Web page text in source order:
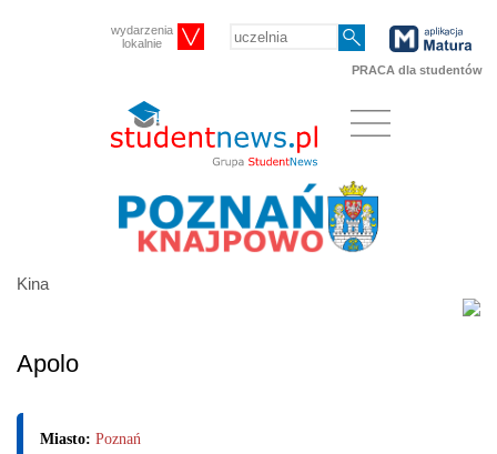
wydarzenia
lokalnie
PRACA dla studentów
Kina
Apolo
Miasto: Poznań